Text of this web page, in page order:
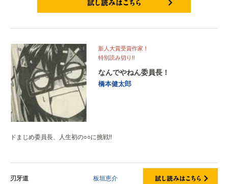
新人大賞受賞作家！
特別読み切り!!
なんでやねん委員長！
橋本健太郎
ドまじめ委員長、人生初の○○に挑戦!!
刃牙道 板垣恵介